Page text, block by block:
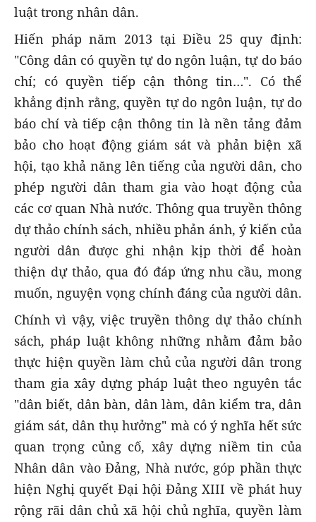
luật trong nhân dân.
Hiến pháp năm 2013 tại Điều 25 quy định:
"Công dân có quyền tự do ngôn luận, tự do báo
chí; có quyền tiếp cận thông tin…". Có thể
khẳng định rằng, quyền tự do ngôn luận, tự do
báo chí và tiếp cận thông tin là nền tảng đảm
bảo cho hoạt động giám sát và phản biện xã
hội, tạo khả năng lên tiếng của người dân, cho
phép người dân tham gia vào hoạt động của
các cơ quan Nhà nước. Thông qua truyền thông
dự thảo chính sách, nhiều phản ánh, ý kiến của
người dân được ghi nhận kịp thời để hoàn
thiện dự thảo, qua đó đáp ứng nhu cầu, mong
muốn, nguyện vọng chính đáng của người dân.
Chính vì vậy, việc truyền thông dự thảo chính
sách, pháp luật không những nhằm đảm bảo
thực hiện quyền làm chủ của người dân trong
tham gia xây dựng pháp luật theo nguyên tắc
"dân biết, dân bàn, dân làm, dân kiểm tra, dân
giám sát, dân thụ hưởng" mà có ý nghĩa hết sức
quan trọng củng cố, xây dựng niềm tin của
Nhân dân vào Đảng, Nhà nước, góp phần thực
hiện Nghị quyết Đại hội Đảng XIII về phát huy
rộng rãi dân chủ xã hội chủ nghĩa, quyền làm